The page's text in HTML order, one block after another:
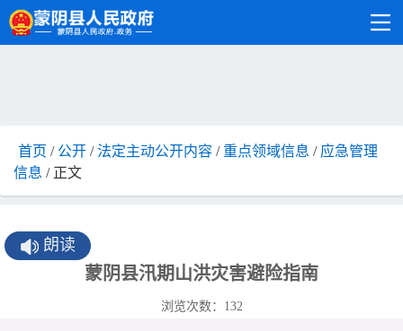
首页 / 公开 /法定主动公开内容 / 重点领域信息 / 应急管理
信息 / 正文
朗读
蒙阴县汛期山洪灾害避险指南
浏览次数： 132